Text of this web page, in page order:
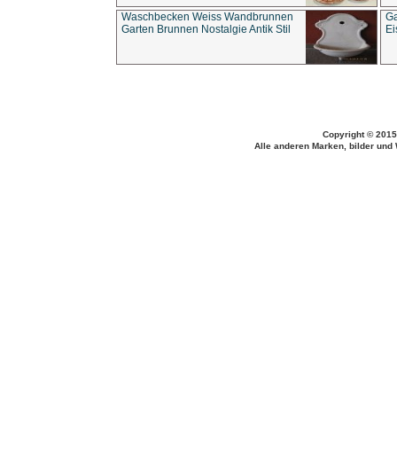
Waschbecken Weiss Wandbrunnen
Garten Brunnen Nostalgie Antik Stil
Copyright ©
Alle anderen Marken, bilder und